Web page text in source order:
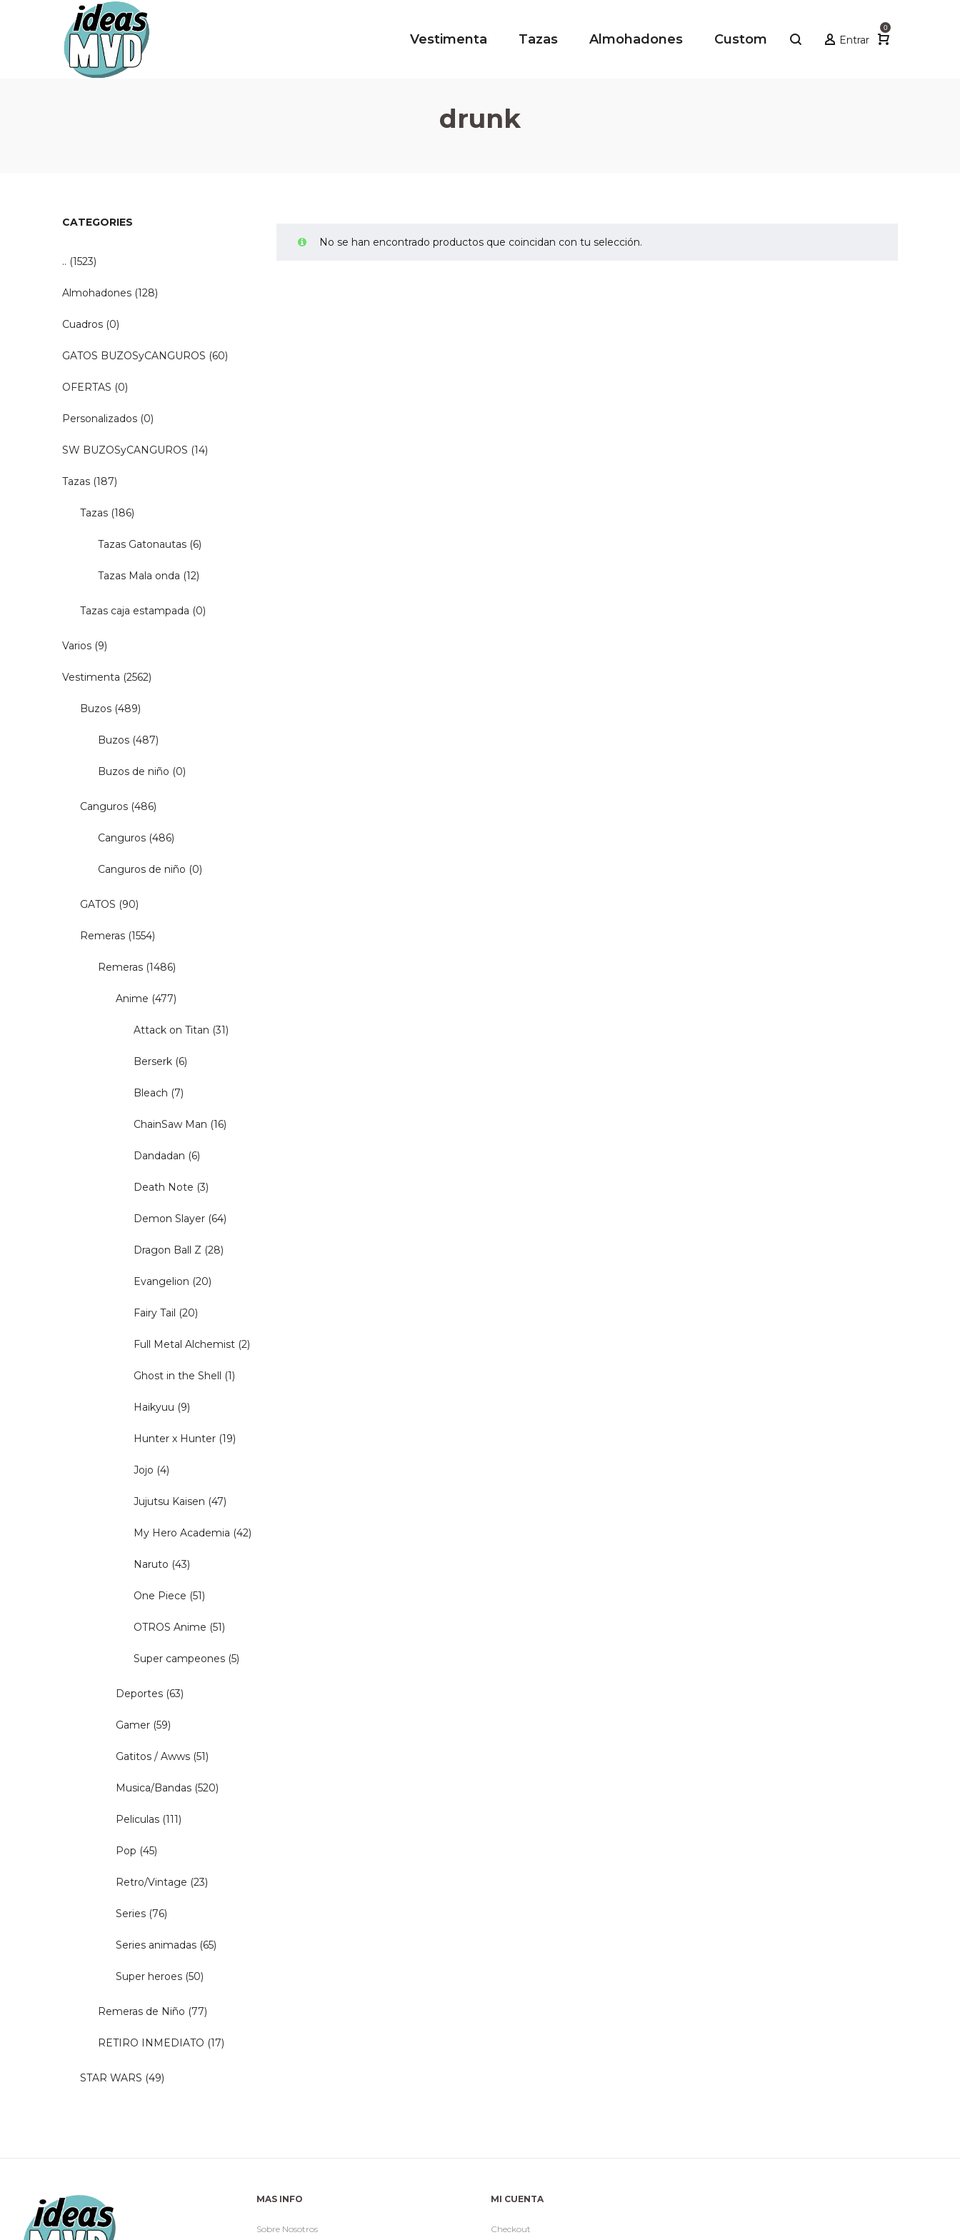
Ideas
Ideas Entrar
0
Vestimenta Tazas Almohadones Custom
drunk
No se han encontrado productos que coincidan con tu selección.
CATEGORIES
.. (1523)
Almohadones (128)
Cuadros (0)
GATOS BUZOSyCANGUROS (60)
OFERTAS (0)
Personalizados (0)
SW BUZOSyCANGUROS (14)
Tazas (187)
Tazas (186)
Tazas Gatonautas (6)
Tazas Mala onda (12)
Tazas caja estampada (0)
Varios (9)
Vestimenta (2562)
Buzos (489)
Buzos (487)
Buzos de niño (0)
Canguros (486)
Canguros (486)
Canguros de niño (0)
GATOS (90)
Remeras (1554)
Remeras (1486)
Anime (477)
Attack on Titan (31)
Berserk (6)
Bleach (7)
ChainSaw Man (16)
Dandadan (6)
Death Note (3)
Demon Slayer (64)
Dragon Ball Z (28)
Evangelion (20)
Fairy Tail (20)
Full Metal Alchemist (2)
Ghost in the Shell (1)
Haikyuu (9)
Hunter x Hunter (19)
Jojo (4)
Jujutsu Kaisen (47)
My Hero Academia (42)
Naruto (43)
One Piece (51)
OTROS Anime (51)
Super campeones (5)
Deportes (63)
Gamer (59)
Gatitos / Awws (51)
Musica/Bandas (520)
Peliculas (111)
Pop (45)
Retro/Vintage (23)
Series (76)
Series animadas (65)
Super heroes (50)
Remeras de Niño (77)
RETIRO INMEDIATO (17)
STAR WARS (49)
MAS INFO
Sobre Nosotros
MI CUENTA
Checkout